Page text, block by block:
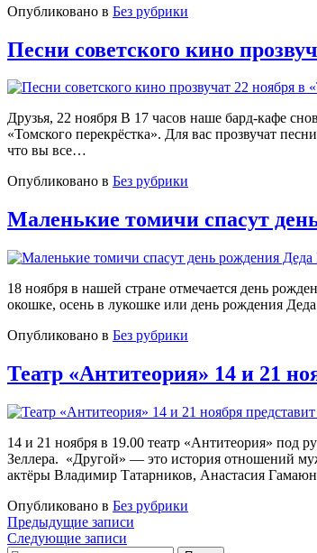
Опубликовано в Без рубрики
Песни советского кино
Друзья, 22 ноября В 17 часов наше бард-кафе
«Томского перекрёстка». Для вас прозвучат
что вы все…
Опубликовано в Без рубрики
Маленькие томичи спасут
18 ноября в нашей стране отмечается день
окошке, осень в лукошке или день рождения
Опубликовано в Без рубрики
Театр «Антитеория» 14 и 21
14 и 21 ноября в 19.00 театр «Антитеория» под
Зеллера. ⁣ «Другой» — это история отношений
актёры Владимир Татарников, Анастасия
Опубликовано в Без рубрики
Навигация
Предыдущие записи
Следующие записи